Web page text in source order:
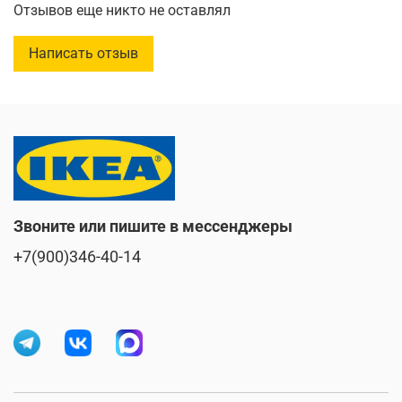
Отзывов еще никто не оставлял
Написать отзыв
Звоните или пишите в мессенджеры
+7(900)346-40-14